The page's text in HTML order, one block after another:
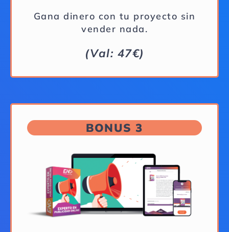
Gana dinero con tu proyecto sin
vender nada.
(Val: 47€)
BONUS 3